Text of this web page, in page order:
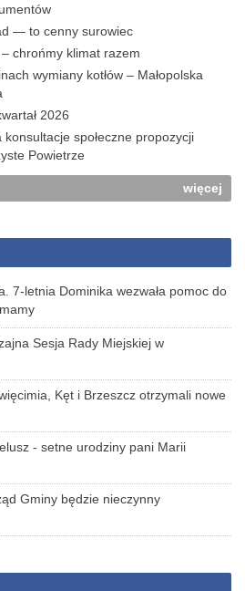
— to cenny surowiec
chrońmy klimat razem
wymiany kotłów – Małopolska
2026
społeczne propozycji
Powietrze
więcej
7-letnia Dominika wezwała pomoc do
Sesja Rady Miejskiej w
Kęt i Brzeszcz otrzymali nowe
- setne urodziny pani Marii
Gminy będzie nieczynny